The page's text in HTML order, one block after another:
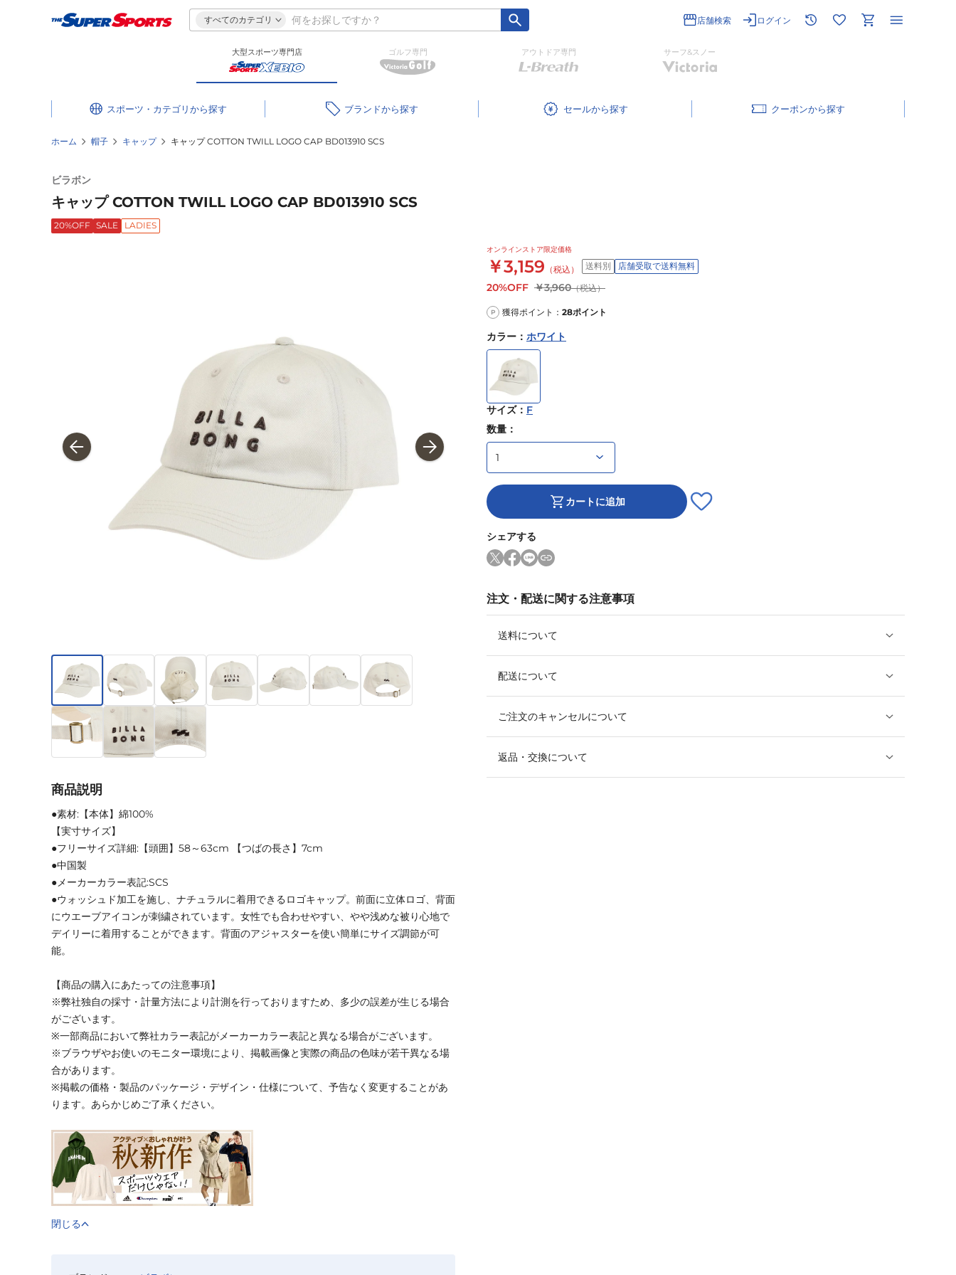
すべてのカテゴリ 店舗検索 ログイン
大型スポーツ専門店 ゴルフ専門 アウトドア専門 サーフ&スノー
スポーツ・カテゴリ ブランド セール クーポン
ホーム 帽子 キャップ キャップ COTTON TWILL LOGO CAP BD013910 SCS
ビラボン
キャップ COTTON TWILL LOGO CAP BD013910 SCS
20%OFF SALE LADIES
オンラインストア限定価格
￥3,159 （税込） 送料別 店舗受取で送料無料
20%OFF ￥3,960（税込）
P 獲得ポイント： 28ポイント
カラー ： ホワイト
サイズ： F
数量：
カートに追加
シェアする
注文・配送に関する注意事項
送料について
配送について
ご注文のキャンセルについて
返品・交換について
商品説明
●素材:【本体】綿100%
【実寸サイズ】
●フリーサイズ詳細:【頭囲】58～63cm 【つばの長さ】7cm
●中国製
●メーカーカラー表記:SCS
●ウォッシュド加工を施し、ナチュラルに着用できるロゴキャップ。前面に立体ロゴ、背面
にウエーブアイコンが刺繍されています。女性でも合わせやすい、やや浅めな被り心地で
デイリーに着用することができます。背面のアジャスターを使い簡単にサイズ調節が可
能。
【商品の購入にあたっての注意事項】
※弊社独自の採寸・計量方法により計測を行っておりますため、多少の誤差が生じる場合
がございます。
※一部商品において弊社カラー表記がメーカーカラー表記と異なる場合がございます。
※ブラウザやお使いのモニター環境により、掲載画像と実際の商品の色味が若干異なる場
合があります。
※掲載の価格・製品のパッケージ・デザイン・仕様について、予告なく変更することがあ
ります。あらかじめご了承ください。
閉じる